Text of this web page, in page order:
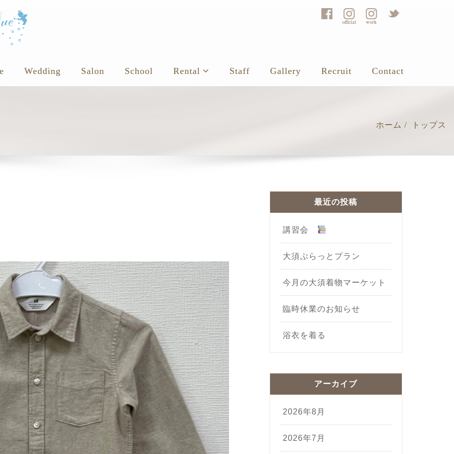
Wedding Salon School Rental Staff Gallery Recruit Contact
ホーム トップス
最近の投稿
講習会
大須ぷらっとプラン
今月の大須着物マーケット
臨時休業のお知らせ
浴衣を着る
アーカイブ
2026年8月
2026年7月